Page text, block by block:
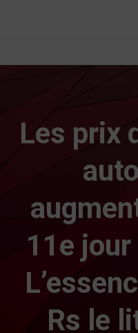
Les prix
11e
Rs le